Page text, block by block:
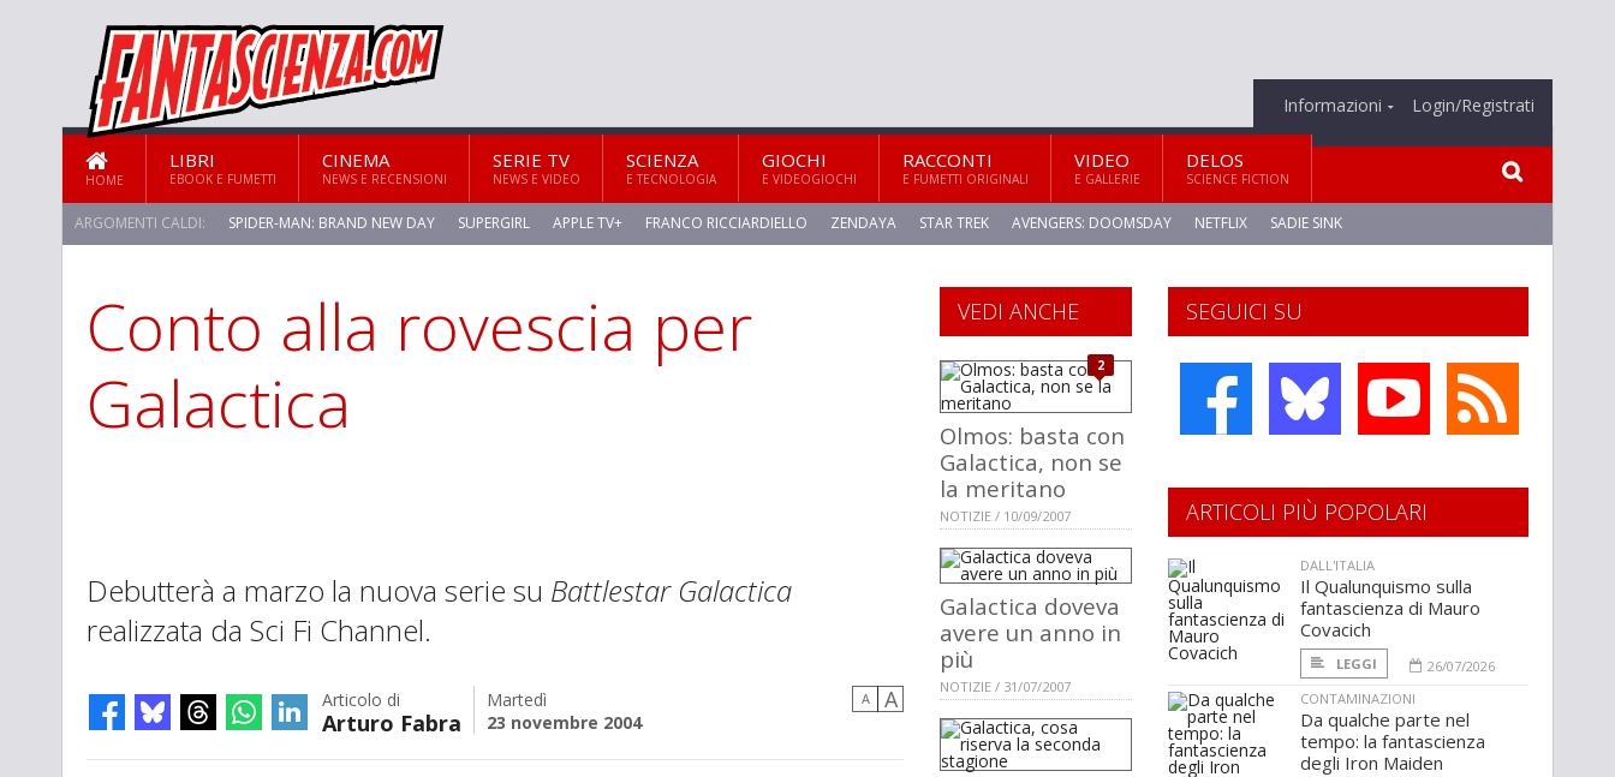
Informazioni Login/Registrati
HOME
LIBRI
EBOOK E FUMETTI
CINEMA
NEWS E RECENSIONI
SERIE TV
NEWS E VIDEO
SCIENZA
E TECNOLOGIA
GIOCHI
E VIDEOGIOCHI
RACCONTI
E FUMETTI ORIGINALI
VIDEO
E GALLERIE
DELOS
SCIENCE FICTION
ARGOMENTI CALDI: SPIDER-MAN: BRAND NEW DAY SUPERGIRL APPLE TV+ FRANCO RICCIARDIELLO ZENDAYA STAR TREK AVENGERS: DOOMSDAY NETFLIX SADIE SINK
STAR TREK: STRANGE NEW WORLDS
Conto alla rovescia per
Galactica
Debutterà a marzo la nuova serie su Battlestar Galactica
realizzata da Sci Fi Channel.
Articolo di
Arturo Fabra
Martedì
23 novembre 2004
A A
SEGUICI SU
VEDI ANCHE
2
Olmos: basta con
Galactica, non se
la meritano
NOTIZIE / 10/09/2007
Galactica doveva
avere un anno in
più
NOTIZIE / 31/07/2007
ARTICOLI PIÙ POPOLARI
DALL'ITALIA
Il Qualunquismo sulla
fantascienza di Mauro
Covacich
LEGGI
26/07/2026
CONTAMINAZIONI
Da qualche parte nel
tempo: la fantascienza
degli Iron Maiden